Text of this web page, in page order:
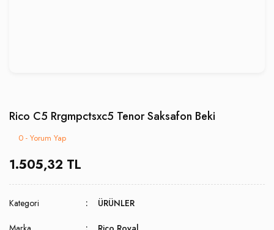
Rico C5 Rrgmpctsxc5 Tenor Saksafon Beki
0 - Yorum Yap
1.505,32 TL
Kategori ÜRÜNLER